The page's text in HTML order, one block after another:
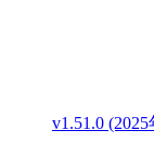
v1.51.0